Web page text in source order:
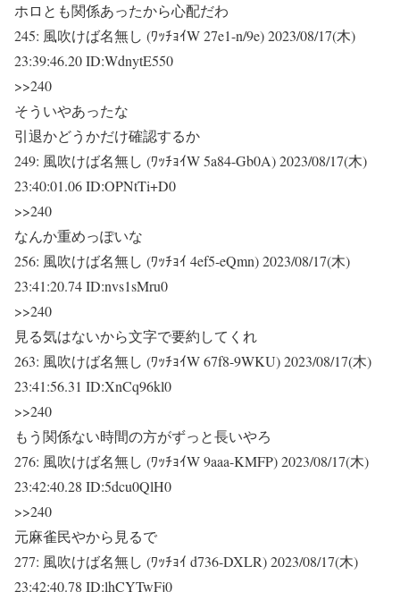
ホロとも関係あったから心配だわ
245: 風吹けば名無し (ﾜｯﾁｮｲW 27e1-n/9e)2023/08/17(木)
23:39:46.20 ID:WdnytE550
>>240
そういやあったな
引退かどうかだけ確認するか
249: 風吹けば名無し (ﾜｯﾁｮｲW 5a84-Gb0A)2023/08/17(木)
23:40:01.06 ID:OPNtTi+D0
>>240
なんか重めっぽいな
256: 風吹けば名無し (ﾜｯﾁｮｲ 4ef5-eQmn)2023/08/17(木)
23:41:20.74 ID:nvs1sMru0
>>240
見る気はないから文字で要約してくれ
263: 風吹けば名無し (ﾜｯﾁｮｲW 67f8-9WKU)2023/08/17(木)
23:41:56.31 ID:XnCq96kl0
>>240
もう関係ない時間の方がずっと長いやろ
276: 風吹けば名無し (ﾜｯﾁｮｲW 9aaa-KMFP)2023/08/17(木)
23:42:40.28 ID:5dcu0QlH0
>>240
元麻雀民やから見るで
277: 風吹けば名無し (ﾜｯﾁｮｲ d736-DXLR)2023/08/17(木)
23:42:40.78 ID:lhCYTwFj0